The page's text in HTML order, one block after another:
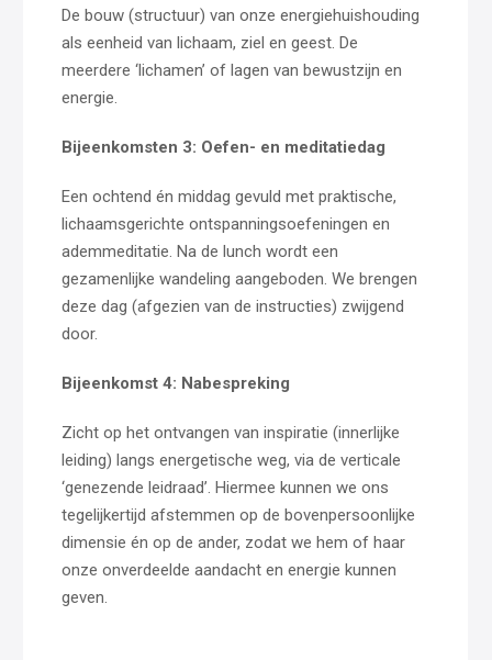
De bouw (structuur) van onze energiehuishouding
als eenheid van lichaam, ziel en geest. De
meerdere ‘lichamen’ of lagen van bewustzijn en
energie.
Bijeenkomsten 3: Oefen- en meditatiedag
Een ochtend én middag gevuld met praktische,
lichaamsgerichte ontspanningsoefeningen en
ademmeditatie. Na de lunch wordt een
gezamenlijke wandeling aangeboden. We brengen
deze dag (afgezien van de instructies) zwijgend
door.
Bijeenkomst 4: Nabespreking
Zicht op het ontvangen van inspiratie (innerlijke
leiding) langs energetische weg, via de verticale
‘genezende leidraad’. Hiermee kunnen we ons
tegelijkertijd afstemmen op de bovenpersoonlijke
dimensie én op de ander, zodat we hem of haar
onze onverdeelde aandacht en energie kunnen
geven.